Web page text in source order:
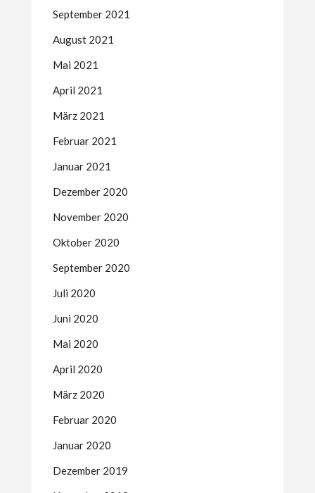
September 2021
August 2021
Mai 2021
April 2021
März 2021
Februar 2021
Januar 2021
Dezember 2020
November 2020
Oktober 2020
September 2020
Juli 2020
Juni 2020
Mai 2020
April 2020
März 2020
Februar 2020
Januar 2020
Dezember 2019